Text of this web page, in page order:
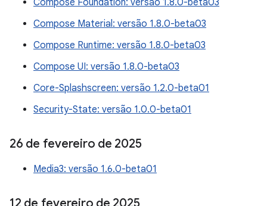
Compose Foundation: versão 1.8.0-beta03
Compose Material: versão 1.8.0-beta03
Compose Runtime: versão 1.8.0-beta03
Compose UI: versão 1.8.0-beta03
Core-Splashscreen: versão 1.2.0-beta01
Security-State: versão 1.0.0-beta01
26 de fevereiro de 2025
Media3: versão 1.6.0-beta01